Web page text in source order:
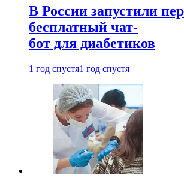
В России запустили
бесплатный чат-
бот для диабетиков
1 год спустя1 год спустя